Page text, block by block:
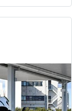
の写真を数枚。
いうことで人気
港。漁港の風景